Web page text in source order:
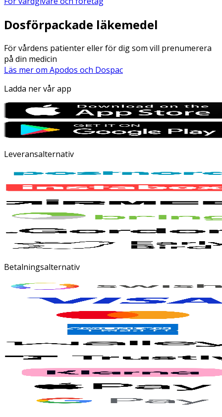
Dosförpackade läkemedel
För vårdens patienter eller för dig som vill prenumerera
på din medicin
Läs mer om Apodos och Dospac
Ladda ner vår app
Leveransalternativ
Betalningsalternativ